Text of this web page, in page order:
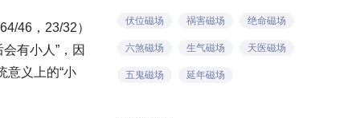
46，23/32）
有小人”，因
意义上的“小
伏位磁场 祸害磁场 绝命磁场
六煞磁场 生气磁场 天医磁场
五鬼磁场 延年磁场